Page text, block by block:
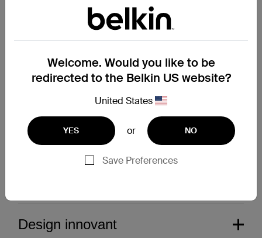
ScreenForce
TruePrivacy pour MacBook
Price:
ScreenForce
TemperedGlass pour iPad
Price:
Design innovant
Welcome. Would you like to be
redirected to the Belkin US website?
United States
YES or NO
Save Preferences